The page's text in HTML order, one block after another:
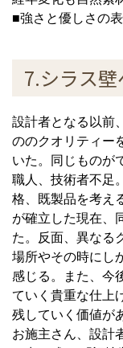
■強さと優しさの表
7.シラス
設計者となる以前
ののクオリティー
いた。同じものが
職人、技術者不足
格、既製品を考え
が確立した現在、
た。反面、異なる
場所やその時にし
感じる。また、今
ていく貴重な仕上
残していく価値が
お施主さん、設計